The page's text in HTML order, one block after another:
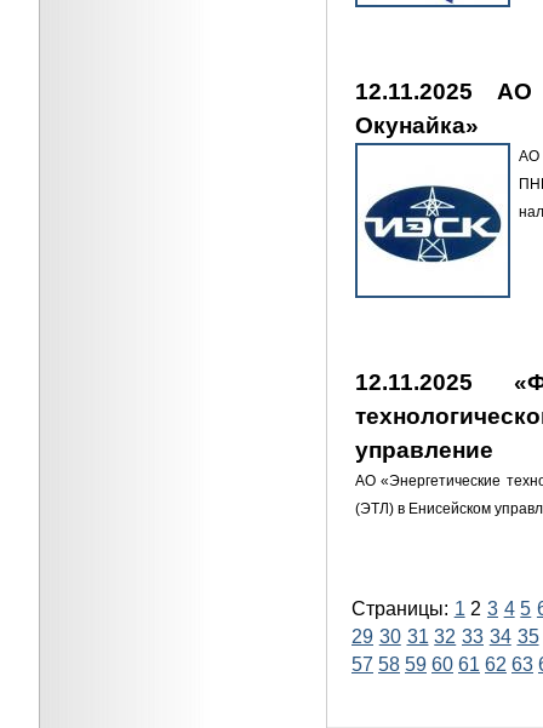
12.11.2025
Окунайка»
АО
12.11.2025
управление
АО «Энергетические
(ЭТЛ) в Енисейском
Страницы: 1 2 3 4 5
29 30 31 32 33 34 35
57 58 59 60 61 62 63